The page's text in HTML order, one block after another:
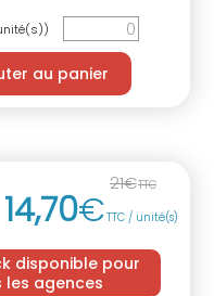
au panier
21€TTC
14,70€TTC / unité(s)
disponible pour
les agences